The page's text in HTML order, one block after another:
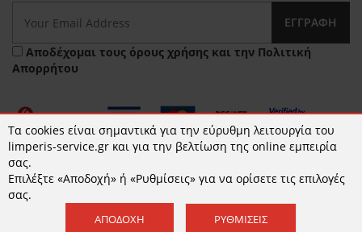
ΕΓΓΡΑΦΉ
Αποδέχομαι τους όρους χρήσης και την Πολιτική
Απορρήτου
© 2026 limperis-service.gr | Κατασκευή ιστοσελίδων -
www.qualityweb.gr
Τα cookies είναι σημαντικά για την εύρυθμη λειτουργία του
limperis-service.gr και για την βελτίωση της online εμπειρία
σας.
Επιλέξτε «Αποδοχή» ή «Ρυθμίσεις» για να ορίσετε τις επιλογές
σας.
ΑΠΟΔΟΧΉ ΡΥΘΜΊΣΕΙΣ